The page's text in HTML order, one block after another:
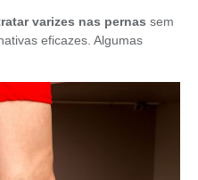
varizes nas pernas sem
eficazes. Algumas